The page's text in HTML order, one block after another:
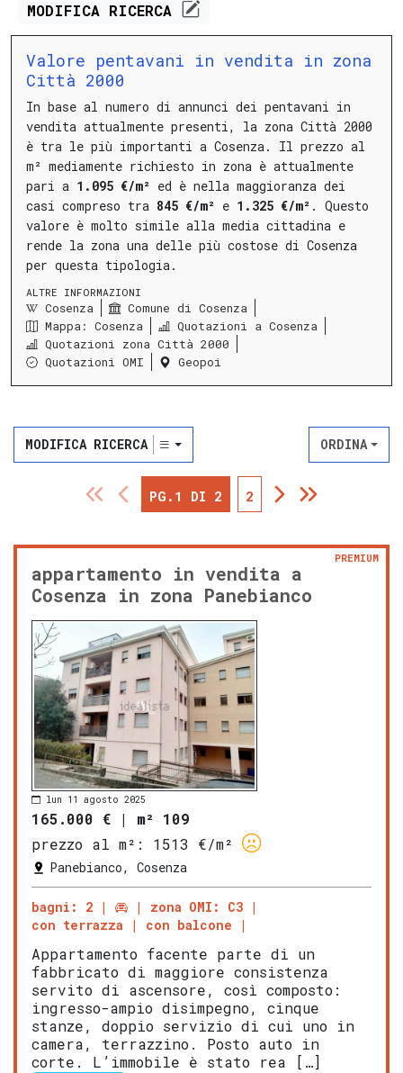
MODIFICA RICERCA
Valore pentavani in vendita in zona
Città 2000
In base al numero di annunci dei pentavani in
vendita attualmente presenti, la zona Città 2000
è tra le più importanti a Cosenza.
Il prezzo al
m² mediamente richiesto in zona è attualmente
pari a 1.095 €/m² ed è nella maggioranza dei
casi compreso tra 845 €/m² e 1.325 €/m² . Questo
valore è molto simile alla media cittadina e
rende la zona una delle più costose di Cosenza
per questa tipologia.
ALTRE INFORMAZIONI
Cosenza
Comune di Cosenza
Mappa: Cosenza
Quotazioni a Cosenza
Quotazioni zona Città 2000
Quotazioni OMI
Geopoi
MODIFICA RICERCA ORDINA
PG.1 DI 2 2
appartamento in vendita a
Cosenza in zona Panebianco
PREMIUM
lun 11 agosto 2025
165.000 € | m² 109
prezzo al m²:
1513 €/m²
Panebianco, Cosenza
bagni: 2
zona OMI: C3
con terrazza
con balcone
Appartamento facente parte di un
fabbricato di maggiore consistenza
servito di ascensore, così composto:
ingresso-ampio disimpegno, cinque
stanze, doppio servizio di cui uno in
camera, terrazzino. Posto auto in
corte. L’immobile è stato rea […]